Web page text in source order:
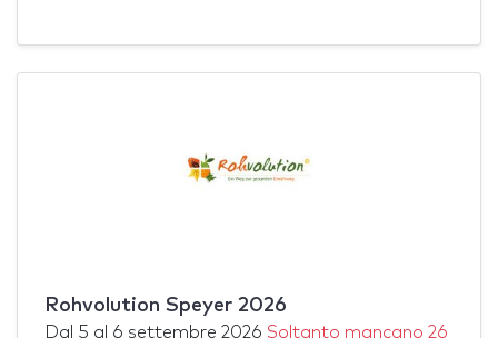
Rohvolution Speyer 2026
Dal 5 al 6 settembre 2026 Soltanto mancano 26